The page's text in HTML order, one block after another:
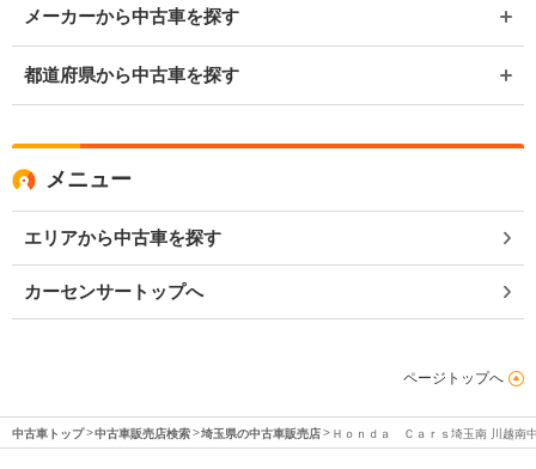
メーカーから中古車を探す
都道府県から中古車を探す
メニュー
エリアから中古車を探す
カーセンサートップへ
ページトップへ
中古車トップ 中古車販売店検索 埼玉県の中古車販売店 Ｈｏｎｄａ Ｃａｒｓ埼玉南 川越南